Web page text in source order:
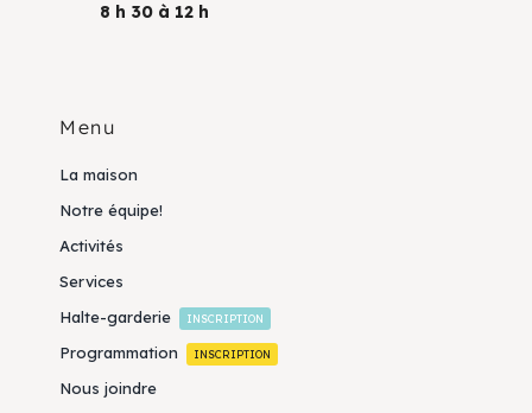
8 h 30 à 12 h
Menu
La maison
Notre équipe!
Activités
Services
Halte-garderie
INSCRIPTION
Programmation INSCRIPTION
Nous joindre